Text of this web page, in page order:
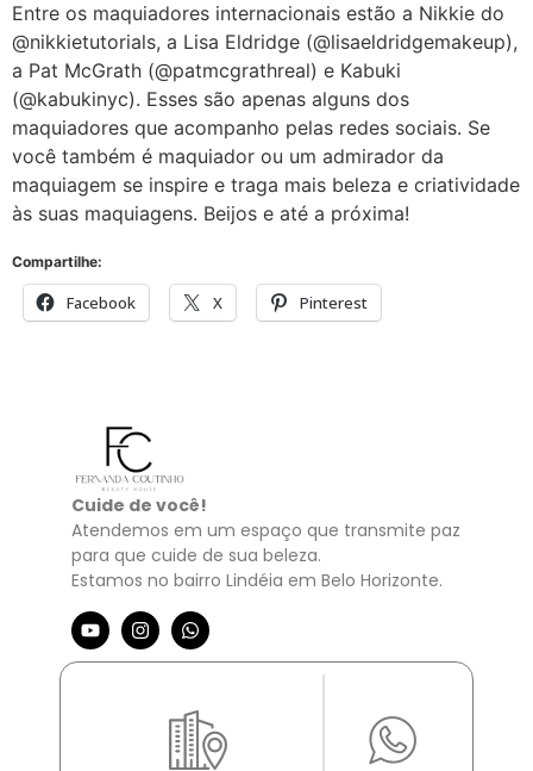
Entre os maquiadores internacionais estão a Nikkie do
@nikkietutorials, a Lisa Eldridge (@lisaeldridgemakeup),
a Pat McGrath (@patmcgrathreal) e Kabuki
(@kabukinyc). Esses são apenas alguns dos
maquiadores que acompanho pelas redes sociais. Se
você também é maquiador ou um admirador da
maquiagem se inspire e traga mais beleza e criatividade
às suas maquiagens. Beijos e até a próxima!
Compartilhe:
Facebook X Pinterest
Cuide de você!
Atendemos em um espaço que transmite paz
para que cuide de sua beleza.
Estamos no bairro Lindéia em Belo Horizonte.